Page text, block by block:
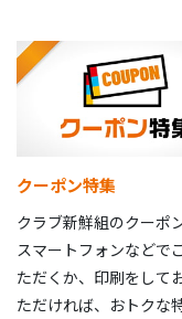
クーポン特集
クラブ新鮮組のクーポ
スマートフォンなどで
ただくか、印刷をして
ただければ、おトクな